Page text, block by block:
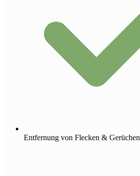
Entfernung von Flecken & Gerüchen